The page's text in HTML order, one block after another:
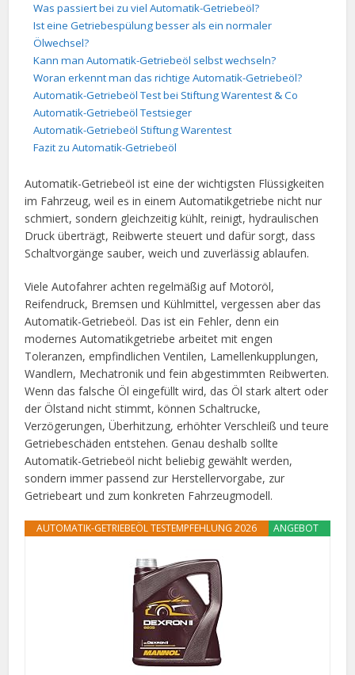
Was passiert bei zu viel Automatik-Getriebeöl?
Ist eine Getriebespülung besser als ein normaler
Ölwechsel?
Kann man Automatik-Getriebeöl selbst wechseln?
Woran erkennt man das richtige Automatik-Getriebeöl?
Automatik-Getriebeöl Test bei Stiftung Warentest & Co
Automatik-Getriebeöl Testsieger
Automatik-Getriebeöl Stiftung Warentest
Fazit zu Automatik-Getriebeöl
Automatik-Getriebeöl ist eine der wichtigsten Flüssigkeiten
im Fahrzeug, weil es in einem Automatikgetriebe nicht nur
schmiert, sondern gleichzeitig kühlt, reinigt, hydraulischen
Druck überträgt, Reibwerte steuert und dafür sorgt, dass
Schaltvorgänge sauber, weich und zuverlässig ablaufen.
Viele Autofahrer achten regelmäßig auf Motoröl,
Reifendruck, Bremsen und Kühlmittel, vergessen aber das
Automatik-Getriebeöl. Das ist ein Fehler, denn ein
modernes Automatikgetriebe arbeitet mit engen
Toleranzen, empfindlichen Ventilen, Lamellenkupplungen,
Wandlern, Mechatronik und fein abgestimmten Reibwerten.
Wenn das falsche Öl eingefüllt wird, das Öl stark altert oder
der Ölstand nicht stimmt, können Schaltrucke,
Verzögerungen, Überhitzung, erhöhter Verschleiß und teure
Getriebeschäden entstehen. Genau deshalb sollte
Automatik-Getriebeöl nicht beliebig gewählt werden,
sondern immer passend zur Herstellervorgabe, zur
Getriebeart und zum konkreten Fahrzeugmodell.
ANGEBOT
AUTOMATIK-GETRIEBEÖL TESTEMPFEHLUNG 2026